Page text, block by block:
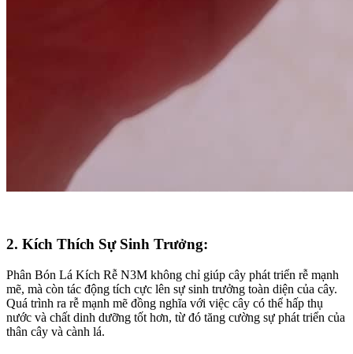
2. Kích Thích Sự Sinh Trưởng:
Phân Bón Lá Kích Rễ N3M không chỉ giúp cây phát triển rễ mạnh
mẽ, mà còn tác động tích cực lên sự sinh trưởng toàn diện của cây.
Quá trình ra rễ mạnh mẽ đồng nghĩa với việc cây có thể hấp thụ
nước và chất dinh dưỡng tốt hơn, từ đó tăng cường sự phát triển của
thân cây và cành lá.